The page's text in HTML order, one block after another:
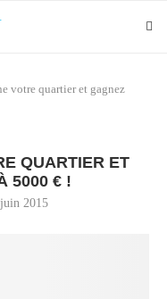
votre quartier et gagnez
QUARTIER ET
5000 € !
2015